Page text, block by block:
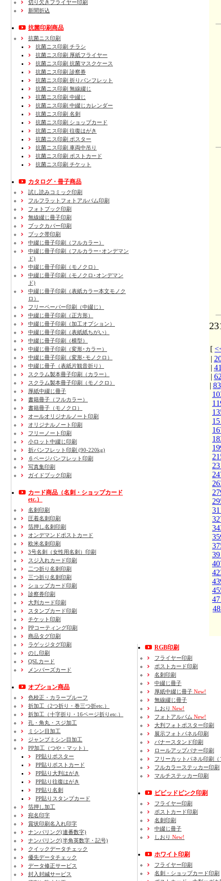
[
|
|
|
| 83
切り欠きフライヤー印刷
新聞折込
抗菌印刷商品
抗菌ニス印刷
抗菌ニス印刷 チラシ
抗菌ニス印刷 厚紙フライヤー
抗菌ニス印刷 抗菌マスクケース
抗菌ニス印刷 診察券
抗菌ニス印刷 折りパンフレット
抗菌ニス印刷 無線綴じ
抗菌ニス印刷 中綴じ
抗菌ニス印刷 中綴じカレンダー
抗菌ニス印刷 名刺
抗菌ニス印刷 ショップカード
抗菌ニス印刷 往復はがき
抗菌ニス印刷 ポスター
抗菌ニス印刷 車両中吊り
抗菌ニス印刷 ポストカード
抗菌ニス印刷 チケット
カタログ・冊子商品
試し読みコミック印刷
フルフラットフォトアルバム印刷
フォトブック印刷
無線綴じ冊子印刷
ブックカバー印刷
ブック帯印刷
中綴じ冊子印刷（フルカラー）
中綴じ冊子印刷（フルカラー･オンデマン
ド)
中綴じ冊子印刷（モノクロ）
中綴じ冊子印刷（モノクロ･オンデマン
ド)
中綴じ冊子印刷（表紙カラー本文モノク
ロ）
フリーペーパー印刷
（中綴じ）
中綴じ冊子印刷
（正方形）
中綴じ冊子印刷
（加工オプション）
中綴じ冊子印刷
（表紙紙ちがい）
中綴じ冊子印刷
（横型）
中綴じ冊子印刷
（変形･カラー）
中綴じ冊子印刷
（変形･モノクロ）
中綴じ冊子（表紙片観音折り）
スクラム製本冊子印刷
（カラー）
スクラム製本冊子印刷
（モノクロ）
厚紙中綴じ冊子
書籍冊子 （フルカラー）
書籍冊子 （モノクロ）
オールオリジナルノート印刷
オリジナルノート印刷
フリーノート印刷
小ロット中綴じ印刷
折パンフレット印刷 (90-220kg)
６ページパンフレット印刷
写真集印刷
ガイドブック印刷
カード商品 （名刺・ショップカード
etc.）
名刺印刷
圧着名刺印刷
箔押し名刺印刷
オンデマンドポストカード
欧米名刺印刷
3号名刺
（女性用名刺） 印刷
スジ入れカード印刷
二つ折り名刺印刷
三つ折り名刺印刷
ショップカード印刷
診察券印刷
大判カード印刷
スタンプカード印刷
チケット印刷
PPコーティング印刷
商品タグ印刷
ラゲッジタグ印刷
のし印刷
QSLカード
メンバーズカード
オプション商品
色校正・カラープルーフ
折加工 （2つ折り・巻三つ折etc.）
折加工 （十字折り・16ページ折りetc.）
孔・角丸・スジ加工
ミシン目加工
ジャンプミシン目加工
PP加工 （つや・マット）
PP貼りポスター
PP貼りポストカード
PP貼り大判はがき
PP貼り往復はがき
PP貼り名刺
PP貼りスタンプカード
箔押し加工
宛名印字
賞状印刷名入れ印字
ナンバリング(連番数字)
ナンバリング(半角英数字・記号)
クイックデータチェック
優先データチェック
データ修正サービス
封入封緘サービス
RGB印刷
フライヤー印刷
ポストカード印刷
名刺印刷
中綴じ冊子
厚紙中綴じ冊子 New!
無線綴じ冊子
しおり New!
フォトアルバム New!
大判フォトポスター印刷
展示フォトパネル印刷
バナースタンド印刷
ロールアップバナー印刷
フリーカットパネル印刷（
フルカラーステッカー印刷
マルチステッカー印刷
ビビッドピンク印刷
フライヤー印刷
ポストカード印刷
名刺印刷
中綴じ冊子
しおり New!
ホワイト印刷
フライヤー印刷
名刺・ショップカード印刷